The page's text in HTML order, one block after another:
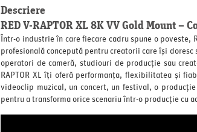
Descriere
RED V-RAPTOR XL 8K VV Gold Mount
Într-o industrie în care fiecare cadru spune o poveste,
profesională concepută pentru creatorii care își
operatori de cameră, studiouri de producție sau
RAPTOR XL îți oferă performanța, flexibilitatea și
videoclip muzical, un concert, un festival, o
pentru a transforma orice scenariu într-o producție cu